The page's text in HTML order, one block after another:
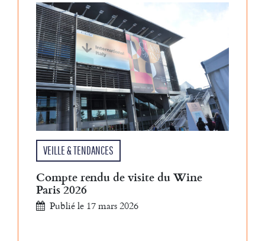
VEILLE & TENDANCES
Compte rendu de visite du Wine
Paris 2026
Publié le 17 mars 2026